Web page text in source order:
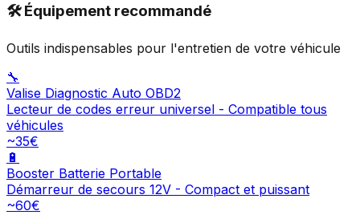
🛠️ Équipement recommandé
Outils indispensables pour l'entretien de votre véhicule
🔧
Valise Diagnostic Auto OBD2
Lecteur de codes erreur universel - Compatible tous
véhicules
~35€
🔋
Booster Batterie Portable
Démarreur de secours 12V - Compact et puissant
~60€